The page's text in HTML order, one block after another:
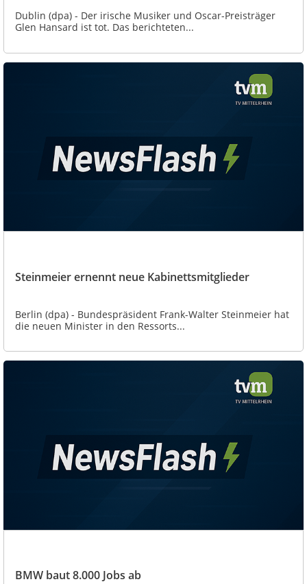
Dublin (dpa) - Der irische Musiker und Oscar-Preisträger
Glen Hansard ist tot. Das berichteten...
Steinmeier ernennt neue Kabinettsmitglieder
Berlin (dpa) - Bundespräsident Frank-Walter Steinmeier hat
die neuen Minister in den Ressorts...
BMW baut 8.000 Jobs ab